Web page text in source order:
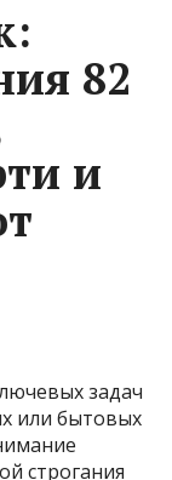
82
и
задач
или бытовых
строгания